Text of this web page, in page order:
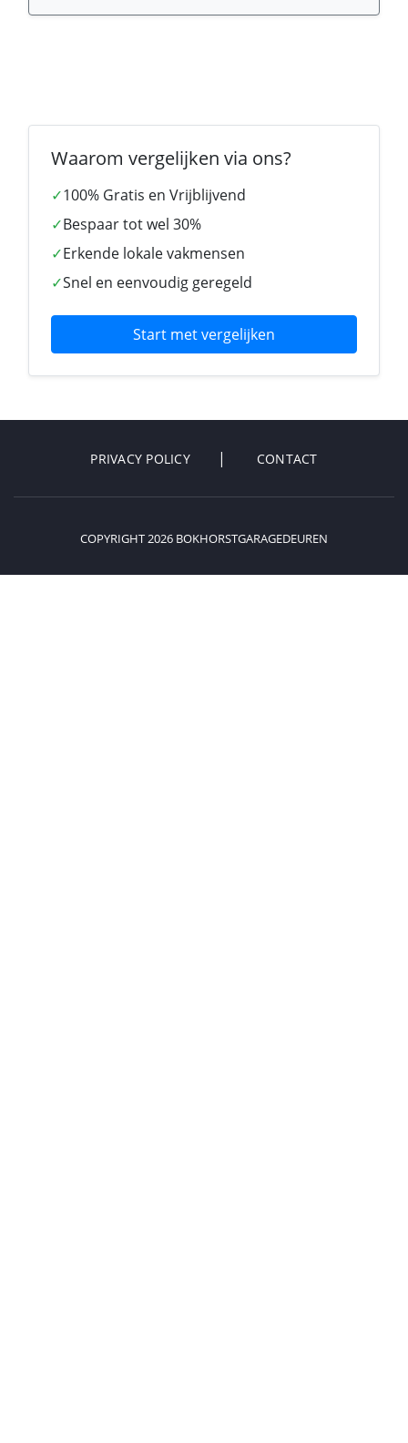
Waarom vergelijken via ons?
✓100% Gratis en Vrijblijvend
✓Bespaar tot wel 30%
✓Erkende lokale vakmensen
✓Snel en eenvoudig geregeld
Start met vergelijken
PRIVACY POLICY CONTACT
COPYRIGHT 2026 BOKHORSTGARAGEDEUREN